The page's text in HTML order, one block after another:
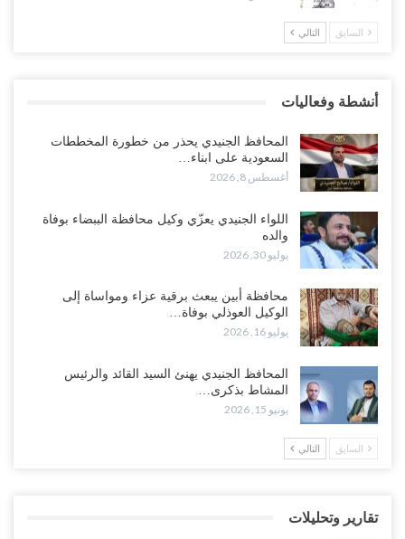
ضربات صنعاء تربك التحشيدات السعودية شرق اليمن.. خسائر بشرية
بتعقيد المشهد في المهرة..!
أغسطس 6, 2026
في أحياء المكلا بالتزامن مع العصيان المدني..!
أغسطس 6, 2026
للسعودية بشأن النفط..!
أغسطس 6, 2026
“تقرير“| عرب جورنال: استقالة مدير مكتب العليمي.. هل دخلت سلطة
الرئاسي مرحلة التفكك المؤسسي..!
أغسطس 5, 2026
حضرموت على حافة الانفجار.. اشتباكات قبلية مع فصائل سعودية
وسط معركة سعودية لإسقاط آخر معاقل الزبيدي.. القبائل تستنفر و”درع
السابق التالي
أنشطة وفعاليات
المحافظ الجنيدي يحذر من خطورة المخططات
السعودية على ابناء…
أغسطس 8, 2026
اللواء الجنيدي يعزّي وكيل محافظة الببضاء بوفاة
والده
يوليو 30, 2026
محافظة أبين يبعث برقية عزاء ومواساة إلى
الوكيل العوذلي بوفاة…
يوليو 16, 2026
المحافظ الجنيدي يهنئ السيد القائد والرئيس
المشاط بذكرى…
يونيو 15, 2026
السابق التالي
تقارير وتحليلات